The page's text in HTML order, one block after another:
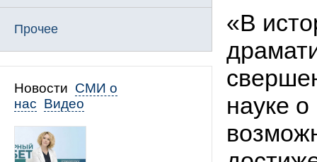
Прочее
Новости СМИ о
нас Видео
«В
науке